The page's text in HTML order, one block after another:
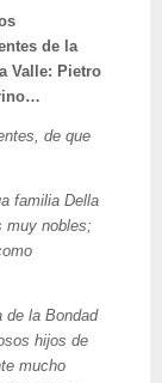
de la
Valle: Pietro
de que
familia Della
muy nobles;
de la Bondad
hijos de
mucho